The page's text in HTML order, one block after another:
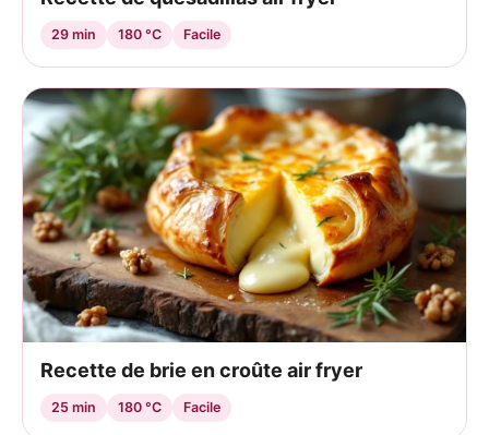
29 min 180 °C Facile
Recette de brie en croûte air fryer
25 min 180 °C Facile